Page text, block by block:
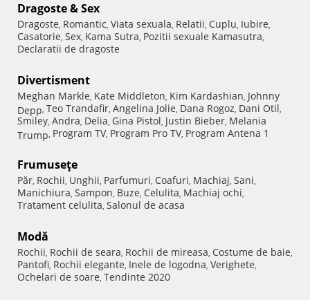
Dragoste & Sex
Dragoste, Romantic, Viata sexuala, Relatii, Cuplu, Iubire,
Casatorie, Sex, Kama Sutra, Pozitii sexuale Kamasutra,
Declaratii de dragoste
Divertisment
Meghan Markle, Kate Middleton, Kim Kardashian, Johnny
Depp, Teo Trandafir, Angelina Jolie, Dana Rogoz, Dani Otil,
Smiley, Andra, Delia, Gina Pistol, Justin Bieber, Melania
Trump, Program TV, Program Pro TV, Program Antena 1
Frumuseţe
Păr, Rochii, Unghii, Parfumuri, Coafuri, Machiaj, Sani,
Manichiura, Sampon, Buze, Celulita, Machiaj ochi,
Tratament celulita, Salonul de acasa
Modă
Rochii, Rochii de seara, Rochii de mireasa, Costume de baie,
Pantofi, Rochii elegante, Inele de logodna, Verighete,
Ochelari de soare, Tendinte 2020